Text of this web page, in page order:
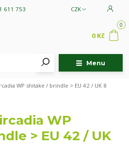
Menu
CZK
611 753
0
0 Kč
WP shitake / brindle > EU 42 / UK 8
WP
> EU 42 / UK